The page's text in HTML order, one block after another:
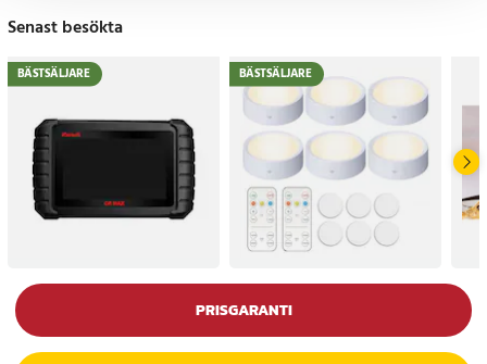
Artikelnummer
Senast besökta
BÄSTSÄLJARE BÄSTSÄLJARE
PRISGARANTI